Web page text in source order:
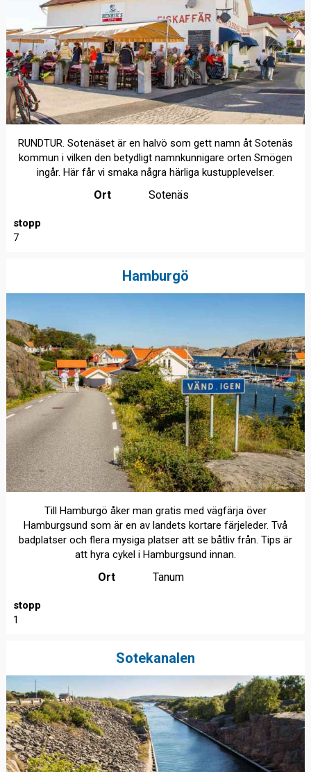
RUNDTUR. Sotenäset är en halvö som gett namn åt Sotenäs
kommun i vilken den betydligt namnkunnigare orten Smögen
ingår. Här får vi smaka några härliga kustupplevelser.
Ort Sotenäs
stopp
7
Hamburgö
Till Hamburgö åker man gratis med vägfärja över
Hamburgsund som är en av landets kortare färjeleder. Två
badplatser och flera mysiga platser att se båtliv från. Tips är
att hyra cykel i Hamburgsund innan.
Ort Tanum
stopp
1
Sotekanalen